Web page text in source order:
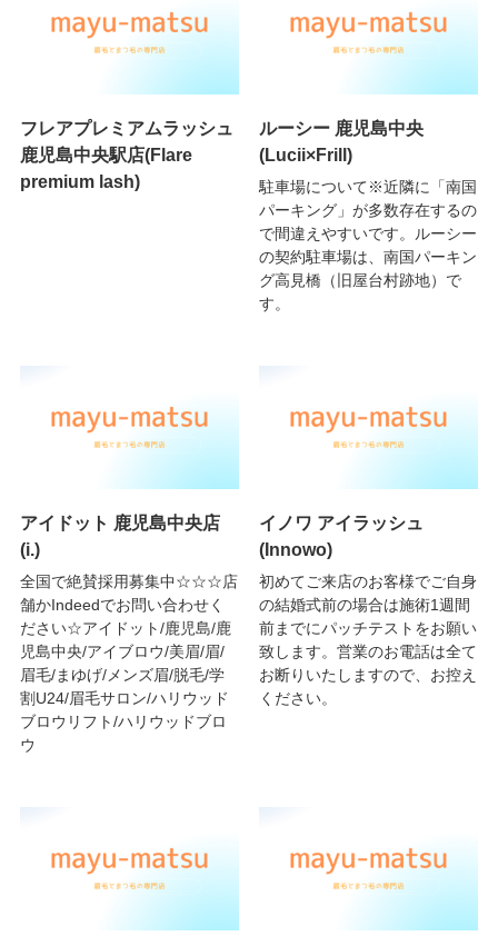
フレアプレミアムラッシュ
鹿児島中央駅店(Flare
premium lash)
ルーシー 鹿児島中央
(Lucii×Frill)
駐車場について※近隣に「南国
パーキング」が多数存在するの
で間違えやすいです。ルーシー
の契約駐車場は、南国パーキン
グ高見橋（旧屋台村跡地）で
す。
アイドット 鹿児島中央店
(i.)
全国で絶賛採用募集中☆☆☆店
舗かIndeedでお問い合わせく
ださい☆アイドット/鹿児島/鹿
児島中央/アイブロウ/美眉/眉/
眉毛/まゆげ/メンズ眉/脱毛/学
割U24/眉毛サロン/ハリウッド
ブロウリフト/ハリウッドブロ
ウ
イノワ アイラッシュ
(Innowo)
初めてご来店のお客様でご自身
の結婚式前の場合は施術1週間
前までにパッチテストをお願い
致します。営業のお電話は全て
お断りいたしますので、お控え
ください。